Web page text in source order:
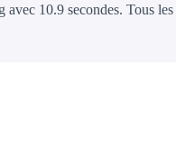
10.9 secondes. Tous